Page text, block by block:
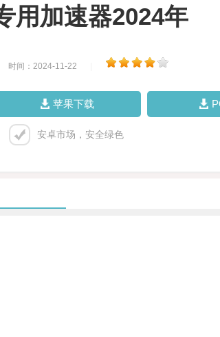
用加速器2024年
时间：2024-11-22
苹果下载
安卓市场，安全绿色